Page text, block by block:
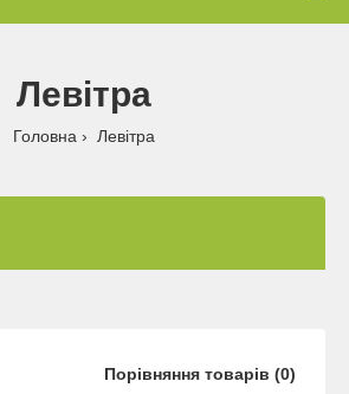
Левітра
Головна Левітра
Порівняння товарів (0)